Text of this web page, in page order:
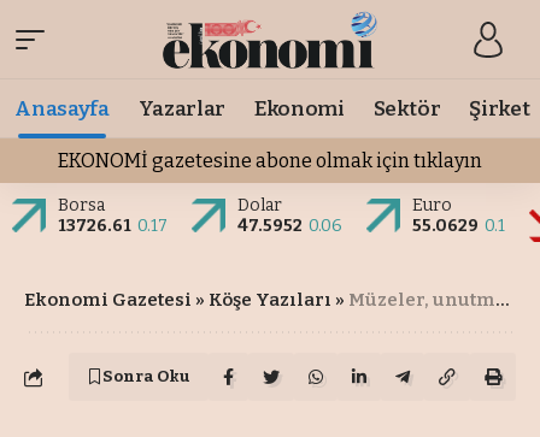
Anasayfa Yazarlar Ekonomi Sektör Şirket
EKONOMİ gazetesine abone olmak için tıklayın
Borsa
13726.61 0.17
Dolar
47.5952 0.06
Euro
55.0629 0.1
Ekonomi Gazetesi » Köşe Yazıları » Müzeler, unutmanın karşısında duran mekânlar
Sonra Oku